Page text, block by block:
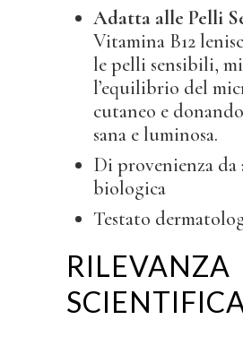
Adatta alle Pelli
Vitamina B12
le pelli sensibili,
l’equilibrio del
cutaneo e
sana e luminosa.
Di provenienza
biologica
Testato
RILEVANZA